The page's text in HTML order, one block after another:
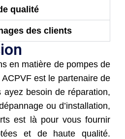
qualité
des clients
en matière de pompes de
est le partenaire de
ayez besoin de réparation,
ou d’installation,
est là pour vous fournir
et de haute qualité.